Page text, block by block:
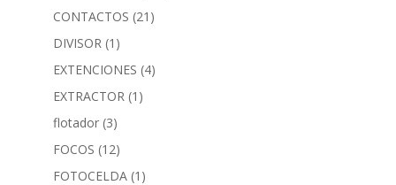
CONTACTOS (21)
DIVISOR (1)
EXTENCIONES (4)
EXTRACTOR (1)
flotador (3)
FOCOS (12)
FOTOCELDA (1)